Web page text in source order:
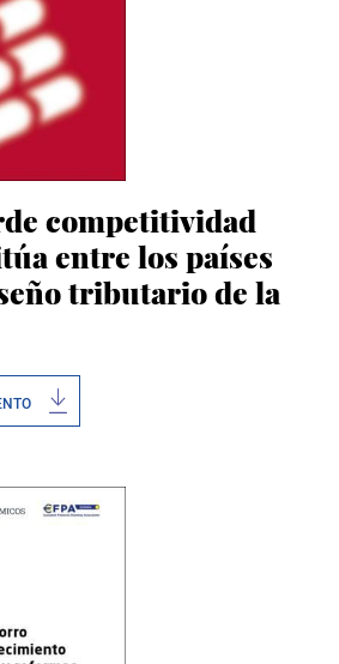
competitividad
entre los países
tributario de la